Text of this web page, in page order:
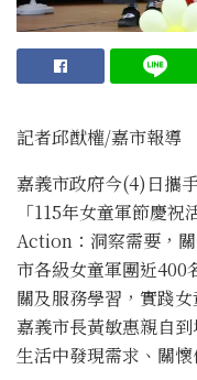
記者邱猷權/嘉市報導
嘉義市政府今(4)日攜
「115年女童軍節慶
Action：洞察需要，
市各級女童軍團近400
關及服務學習，實踐
嘉義市長黃敏惠親自
生活中發現需求、關